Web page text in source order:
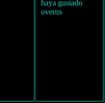
haya gustado
overns